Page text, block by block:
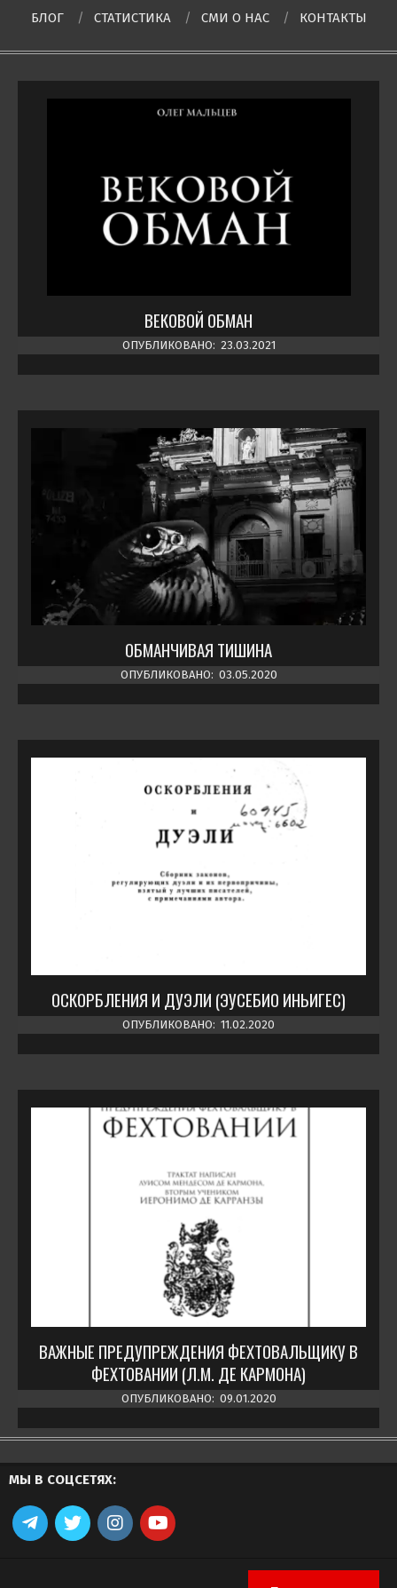
БЛОГ СТАТИСТИКА СМИ О НAC КОНТАКТЫ
ВЕКОВОЙ ОБМАН
ОПУБЛИКОВАНО: 23.03.2021
ОБМАНЧИВАЯ ТИШИНА
ОПУБЛИКОВАНО: 03.05.2020
ОСКОРБЛЕНИЯ И ДУЭЛИ (ЭУСЕБИО ИНЬИГЕС)
ОПУБЛИКОВАНО: 11.02.2020
ВАЖНЫЕ ПРЕДУПРЕЖДЕНИЯ ФЕХТОВАЛЬЩИКУ В
ФЕХТОВАНИИ (Л.М. ДЕ КАРМОНА)
ОПУБЛИКОВАНО: 09.01.2020
МЫ В СОЦСЕТЯХ: